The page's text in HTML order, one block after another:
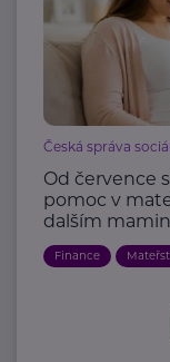
Česká správa
Od července
pomoc v
dalším
Finance